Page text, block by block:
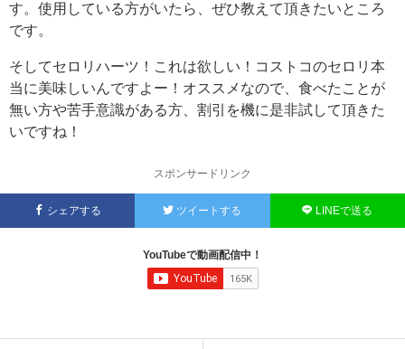
す。使用している方がいたら、ぜひ教えて頂きたいところ
です。
そしてセロリハーツ！これは欲しい！コストコのセロリ本
当に美味しいんですよー！オススメなので、食べたことが
無い方や苦手意識がある方、割引を機に是非試して頂きた
いですね！
スポンサードリンク
シェアする ツイートする LINEで送る
YouTubeで動画配信中！